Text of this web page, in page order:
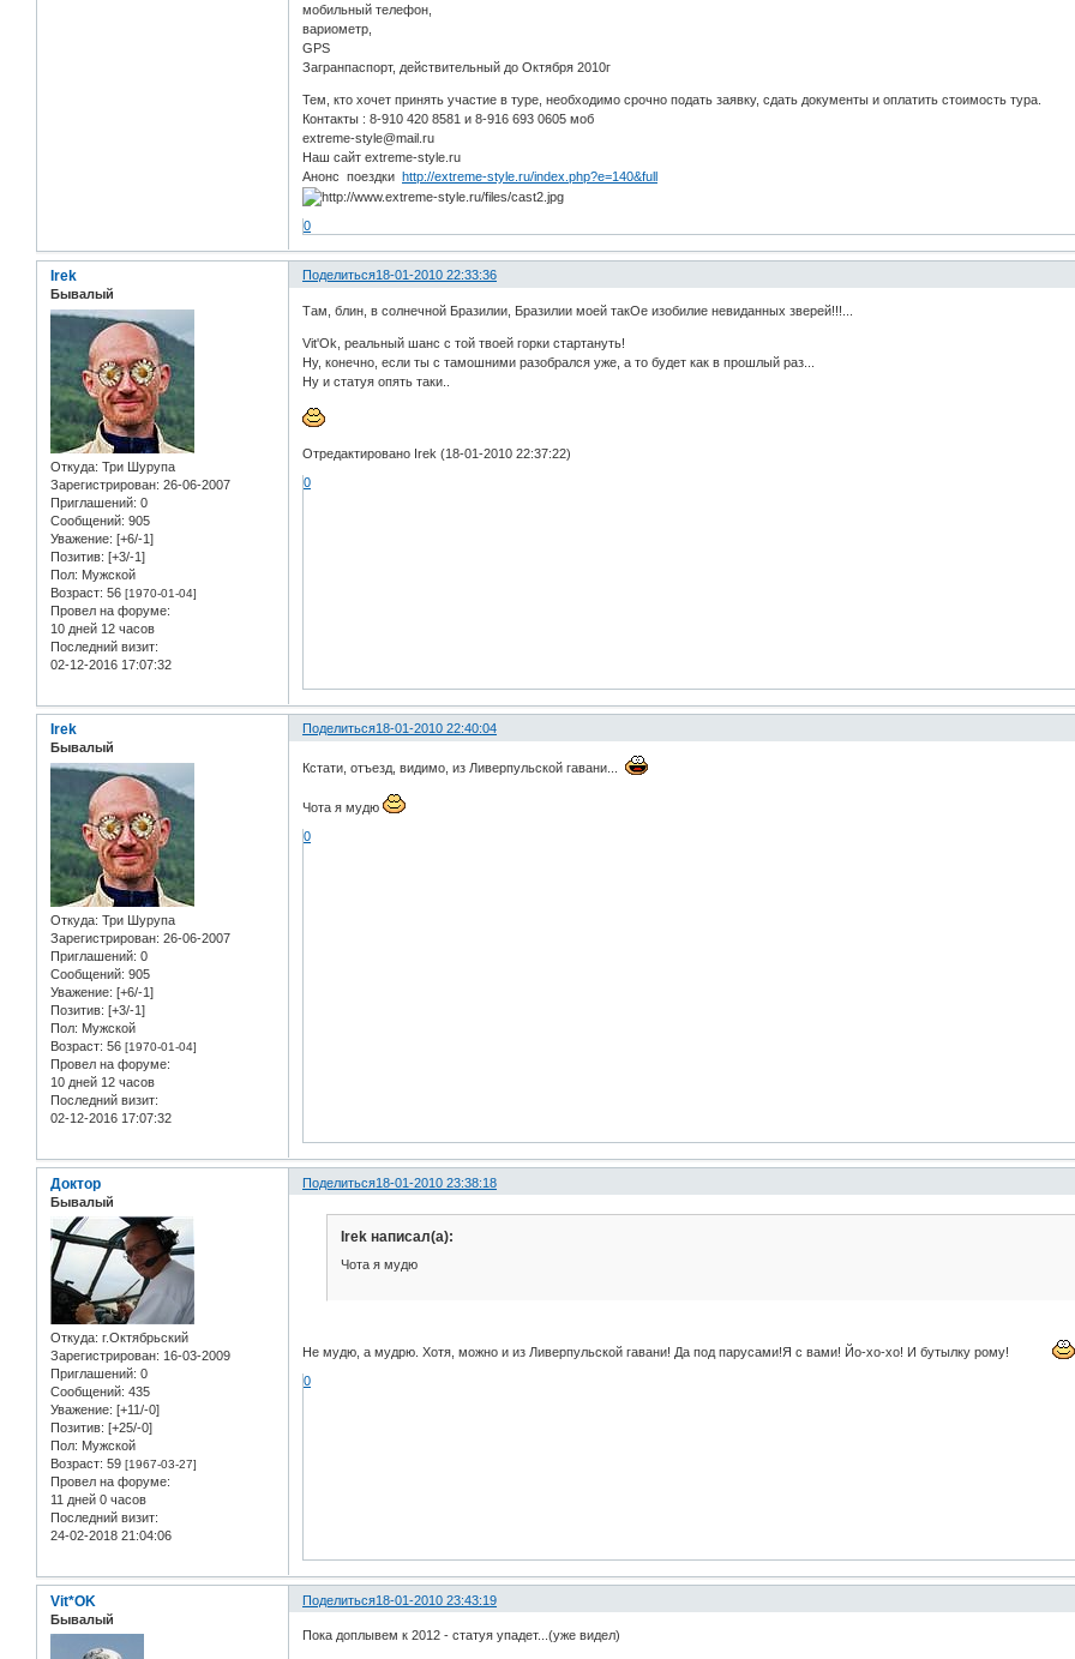
мобильный телефон,
вариометр,
GPS
Загранпаспорт, действительный до Октября 2010г
Тем, кто хочет принять участие в туре, необходимо срочно подать заявку, сдать документы и оплатить стоимость тура.
Контакты : 8-910 420 8581 и 8-916 693 0605 моб
extreme-style@mail.ru
Наш сайт extreme-style.ru
Анонс поездкиhttp://extreme-style.ru/index.php?e=140&full
0
Поделиться18-01-2010 22:33:36
Irek
Бывалый
Откуда: Три Шурупа
Зарегистрирован: 26-06-2007
Приглашений: 0
Сообщений: 905
Уважение: [+6/-1]
Позитив: [+3/-1]
Пол: Мужской
Возраст: 56 [1970-01-04]
Провел на форуме:
10 дней 12 часов
Последний визит:
02-12-2016 17:07:32
Там, блин, в солнечной Бразилии, Бразилии моей такОе изобилие невиданных зверей!!!...
Vit'Ok, реальный шанс с той твоей горки стартануть!
Ну, конечно, если ты с тамошними разобрался уже, а то будет как в прошлый раз...
Ну и статуя опять таки..
Отредактировано Irek (18-01-2010 22:37:22)
0
Поделиться18-01-2010 22:40:04
Irek
Бывалый
Откуда: Три Шурупа
Зарегистрирован: 26-06-2007
Приглашений: 0
Сообщений: 905
Уважение: [+6/-1]
Позитив: [+3/-1]
Пол: Мужской
Возраст: 56 [1970-01-04]
Провел на форуме:
10 дней 12 часов
Последний визит:
02-12-2016 17:07:32
Кстати, отъезд, видимо, из Ливерпульской гавани...
Чота я мудю
0
Поделиться18-01-2010 23:38:18
Доктор
Бывалый
Откуда: г.Октябрьский
Зарегистрирован: 16-03-2009
Приглашений: 0
Сообщений: 435
Уважение: [+11/-0]
Позитив: [+25/-0]
Пол: Мужской
Возраст: 59 [1967-03-27]
Провел на форуме:
11 дней 0 часов
Последний визит:
24-02-2018 21:04:06
Irek написал(а):
Чота я мудю
Не мудю, а мудрю. Хотя, можно и из Ливерпульской гавани! Да под парусами!Я с вами! Йо-хо-хо! И бутылку рому!
0
Поделиться18-01-2010 23:43:19
Vit*OK
Бывалый
Пока доплывем к 2012 - статуя упадет...(уже видел)